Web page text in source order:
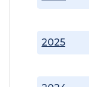
2025